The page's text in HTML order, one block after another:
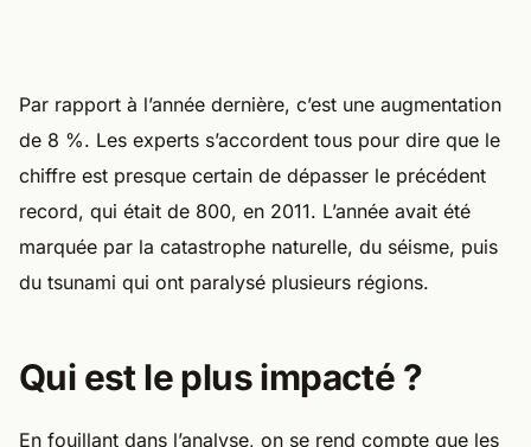
Par rapport à l’année dernière, c’est une augmentation
de 8 %. Les experts s’accordent tous pour dire que le
chiffre est presque certain de dépasser le précédent
record, qui était de 800, en 2011. L’année avait été
marquée par la catastrophe naturelle, du séisme, puis
du tsunami qui ont paralysé plusieurs régions.
Qui est le plus impacté ?
En fouillant dans l’analyse, on se rend compte que les